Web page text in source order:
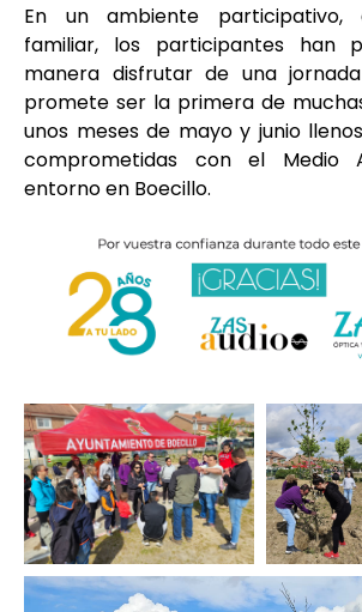
En un ambiente participativo,
familiar, los participantes han
manera disfrutar de una
promete ser la primera de
unos meses de mayo y junio
comprometidas con el Medio
entorno en Boecillo.